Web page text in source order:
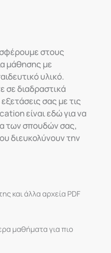
στους
μάθησης με
υλικό.
σε διαδραστικά
σας με τις
είναι εδώ για να
των σπουδών σας,
διευκολύνουν την
και άλλα αρχεία PDF
μαθήματα για πιο